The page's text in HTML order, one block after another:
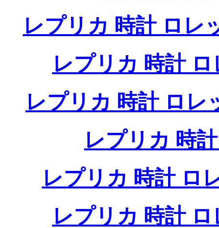
レプリカ 時計 ロレ
レプリカ 時計
レプリカ 時計 ロレ
レプリカ 時
レプリカ 時計 ロ
レプリカ 時計